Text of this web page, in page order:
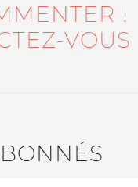
Qui
!
VOUS